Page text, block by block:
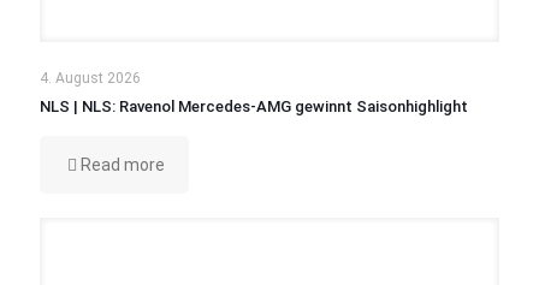
4. August 2026
NLS | NLS: Ravenol Mercedes-AMG gewinnt Saisonhighlight
Read more